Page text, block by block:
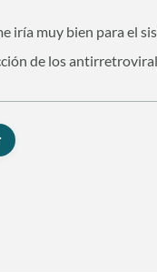
iría muy bien para el
de los